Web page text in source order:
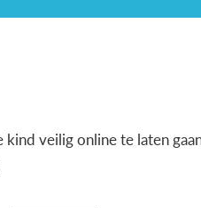
veilig online te laten